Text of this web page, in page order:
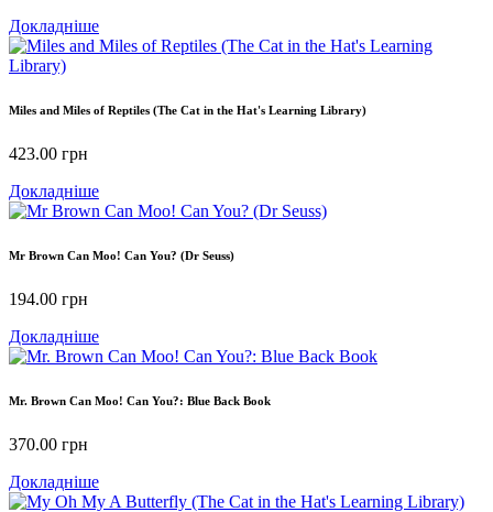
Докладніше
Miles and Miles of Reptiles (The Cat in the Hat's Learning Library)
423.00 грн
Докладніше
Mr Brown Can Moo! Can You? (Dr Seuss)
194.00 грн
Докладніше
Mr. Brown Can Moo! Can You?: Blue Back Book
370.00 грн
Докладніше